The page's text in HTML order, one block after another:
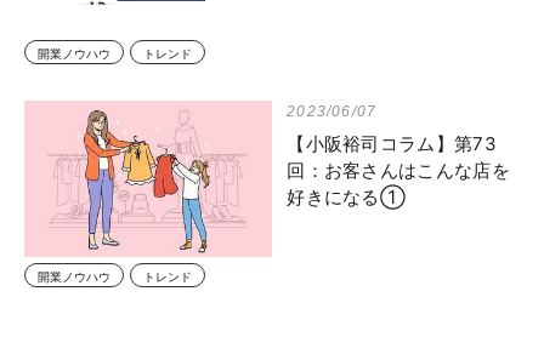
開業ノウハウ トレンド
2023/06/07
【小阪裕司コラム】第73
回：お客さんはこんな店を
好きになる①
開業ノウハウ トレンド